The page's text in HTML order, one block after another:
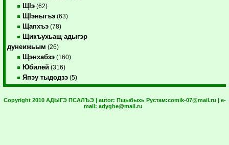
ЩIэ (62)
ЩIэныгъэ (63)
Щапхъэ (78)
Щикъухьащ адыгэр
дунеижьым (26)
Щэнхабзэ (160)
Юбилей (316)
Япэу тыдодзэ (5)
Copyright 2010 АДЫГЭ ПСАЛЪЭ | autor: Пщыбыхь Рустам:comik-07@mail.ru | e-
mail: adyghe@mail.ru